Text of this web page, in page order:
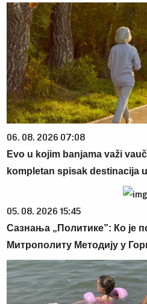
06. 08. 2026 07:08
Evo u kojim banjama važi
kompletan spisak destinacija
05. 08. 2026 15:45
Сазнања „Политике”: Ко је
Митрополиту Методију у